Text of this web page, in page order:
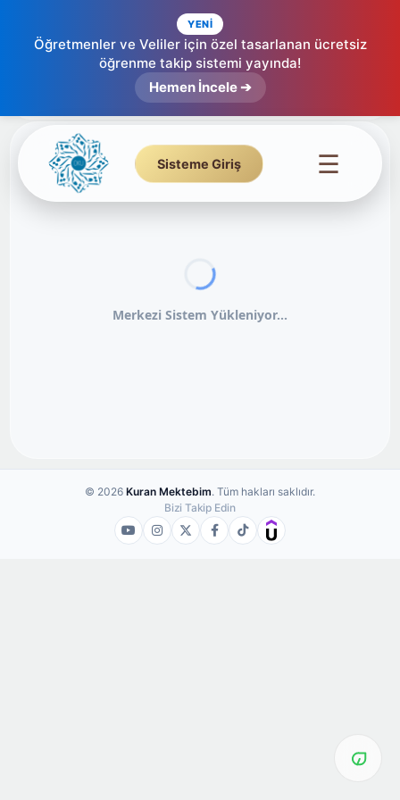
YENİ
Öğretmenler ve Veliler için özel tasarlanan ücretsiz
öğrenme takip sistemi yayında!
Hemen İncele ➔
Sisteme Giriş ☰
Merkezi Sistem Yükleniyor...
© 2026 Kuran Mektebim. Tüm hakları saklıdır.
Bizi Takip Edin